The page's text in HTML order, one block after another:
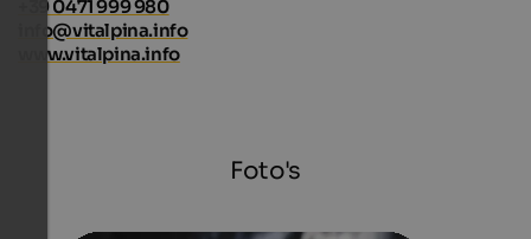
+39 0471 999 980
info@vitalpina.info
www.vitalpina.info
Foto's